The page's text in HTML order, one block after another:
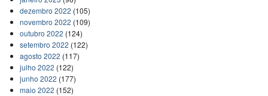
dezembro 2022 (105)
novembro 2022 (109)
outubro 2022 (124)
setembro 2022 (122)
agosto 2022 (117)
julho 2022 (122)
junho 2022 (177)
maio 2022 (152)